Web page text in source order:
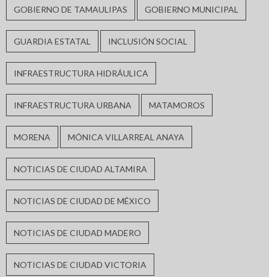
GOBIERNO DE TAMAULIPAS GOBIERNO MUNICIPAL
GUARDIA ESTATAL INCLUSIÓN SOCIAL
INFRAESTRUCTURA HIDRÁULICA
INFRAESTRUCTURA URBANA MATAMOROS
MORENA MÓNICA VILLARREAL ANAYA
NOTICIAS DE CIUDAD ALTAMIRA
NOTICIAS DE CIUDAD DE MÉXICO
NOTICIAS DE CIUDAD MADERO
NOTICIAS DE CIUDAD VICTORIA